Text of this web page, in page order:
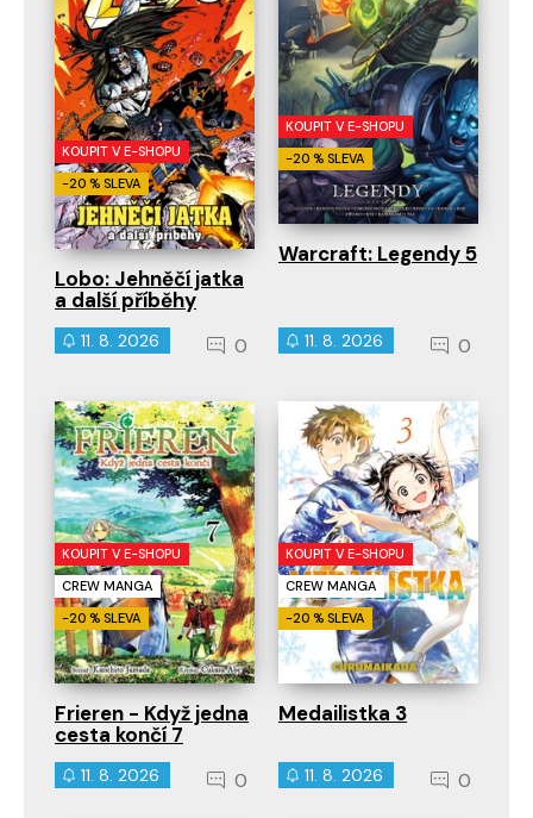
KOUPIT V E-SHOPU
-20 % SLEVA
Lobo: Jehněčí jatka
a další příběhy
11. 8. 2026 0
KOUPIT V E-SHOPU
-20 % SLEVA
Warcraft: Legendy 5
11. 8. 2026 0
KOUPIT V E-SHOPU
CREW MANGA
-20 % SLEVA
Frieren - Když jedna
cesta končí 7
11. 8. 2026 0
KOUPIT V E-SHOPU
CREW MANGA
-20 % SLEVA
Medailistka 3
11. 8. 2026 0